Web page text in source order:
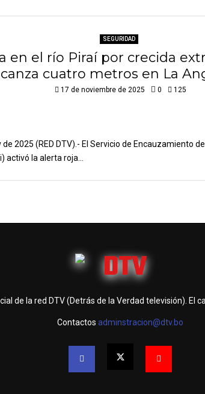
SEGURIDAD
en el río Piraí por crecida
cuatro metros en La
17 de noviembre de 2025 0 125
2025 (RED DTV).- El Servicio de Encauzamiento
activó la alerta roja...
de la red DTV (Detrás de la Verdad televisión). El
Contactos adminstracion@dtv.bo